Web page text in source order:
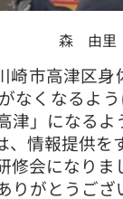
森 由
崎市高津区
なくなるよ
津」になるよ
情報提供を
修会になりま
りがとうござ